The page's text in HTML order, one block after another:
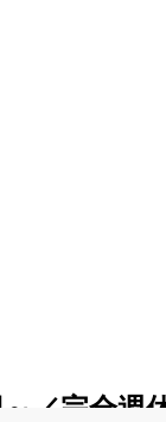
／完全週